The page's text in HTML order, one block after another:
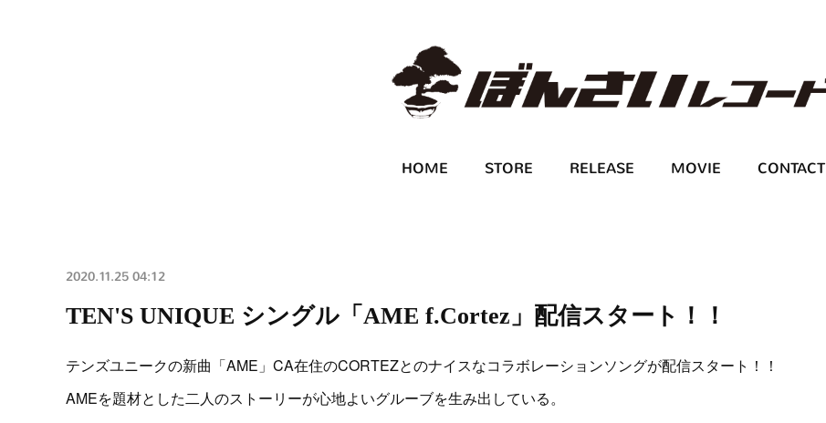
HOME STORE RELEASE MOVIE CONTACT
2020.11.25 04:12
TEN'S UNIQUE シングル「AME f.Cortez」配信スタート！！
テンズユニークの新曲「AME」CA在住のCORTEZとのナイスなコラボレーションソングが配信スタート！！
AMEを題材とした二人のストーリーが心地よいグルーブを生み出している。